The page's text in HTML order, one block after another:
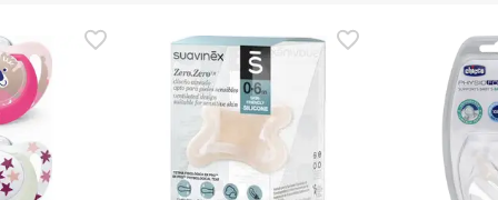
disso, se desejares, também podes devolver o produto